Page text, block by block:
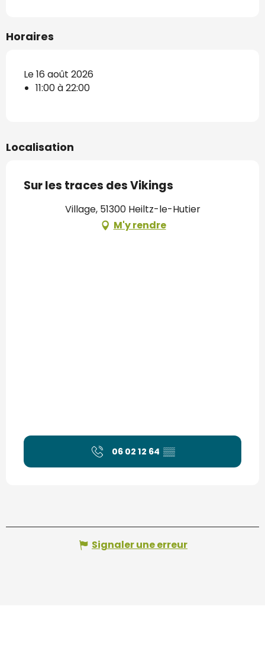
Horaires
Le 16 août 2026
11:00 à 22:00
Localisation
Sur les traces des Vikings
Village, 51300 Heiltz-le-Hutier
M'y rendre
06 02 12 64 ▒▒
Signaler une erreur